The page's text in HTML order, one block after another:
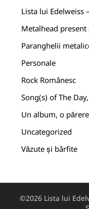
Lista lui Edelweiss
Metalhead
Paranghelii
Personale
Rock Românesc
Song(s) of The
Un album, o părere
Uncategorized
Văzute și bârfite
©2026 Lista lui